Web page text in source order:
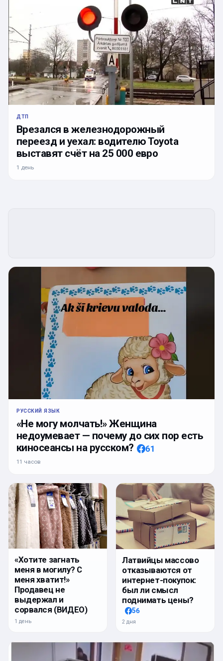
ДТП
Врезался в железнодорожный
переезд и уехал: водителю Toyota
выставят счёт на 25 000 евро
1 день
РУССКИЙ ЯЗЫК
«Не могу молчать!» Женщина
недоумевает — почему до сих пор есть
киносеансы на русском?
61
11 часов
«Хотите загнать
меня в могилу? С
меня хватит!»
Продавец не
выдержал и
сорвался (ВИДЕО)
1 день
Латвийцы массово
отказываются от
интернет-покупок:
был ли смысл
поднимать цены?
56
2 дня